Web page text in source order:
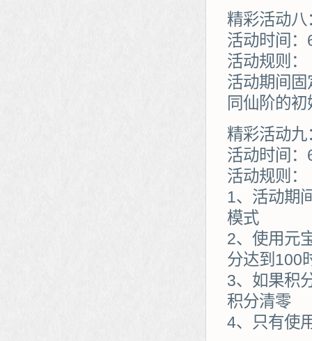
精彩活动
活动时间
活动规则：
活动期间
同仙阶的
精彩活动
活动时间
活动规则：
1、活动期
模式
2、使用元
分达到100
3、如果积
积分清零
4、只有使